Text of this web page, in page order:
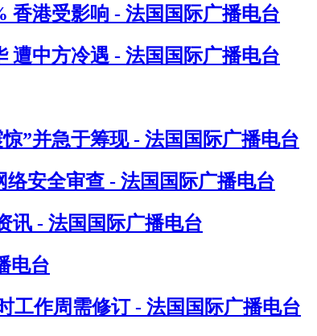
香港受影响 - 法国国际广播电台
遭中方冷遇 - 法国国际广播电台
”并急于筹现 - 法国国际广播电台
安全审查 - 法国国际广播电台
讯 - 法国国际广播电台
电台
工作周需修订 - 法国国际广播电台